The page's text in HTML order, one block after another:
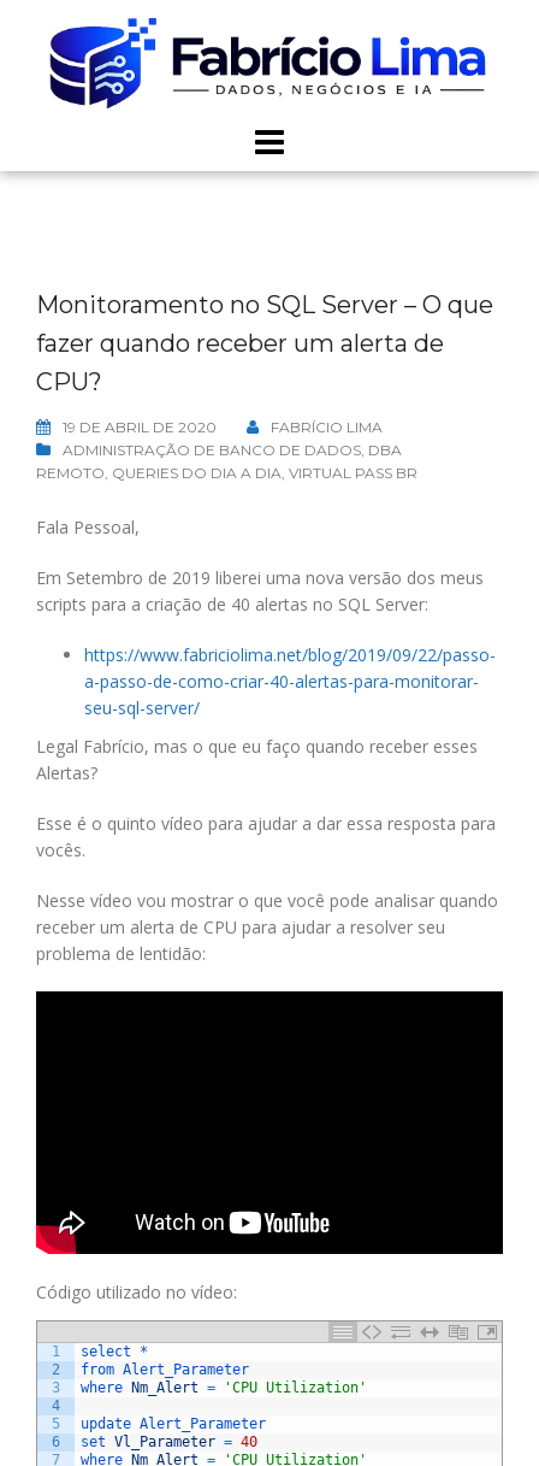
content
Monitoramento no SQL Server – O que
fazer quando receber um alerta de
CPU?
19 DE ABRIL DE 2020
FABRÍCIO LIMA
ADMINISTRAÇÃO DE BANCO DE DADOS, DBA
REMOTO, QUERIES DO DIA A DIA, VIRTUAL PASS BR
Fala Pessoal,
Em Setembro de 2019 liberei uma nova versão dos meus
scripts para a criação de 40 alertas no SQL Server:
https://www.fabriciolima.net/blog/2019/09/22/passo-
a-passo-de-como-criar-40-alertas-para-monitorar-
seu-sql-server/
Legal Fabrício, mas o que eu faço quando receber esses
Alertas?
Esse é o quinto vídeo para ajudar a dar essa resposta para
vocês.
Nesse vídeo vou mostrar o que você pode analisar quando
receber um alerta de CPU para ajudar a resolver seu
problema de lentidão:
Código utilizado no vídeo:
1
2
3
4
5
6
7
select *
from Alert_Parameter
where Nm_Alert = 'CPU Utilization'
update Alert_Parameter
set Vl_Parameter = 40
where Nm_Alert = 'CPU Utilization'